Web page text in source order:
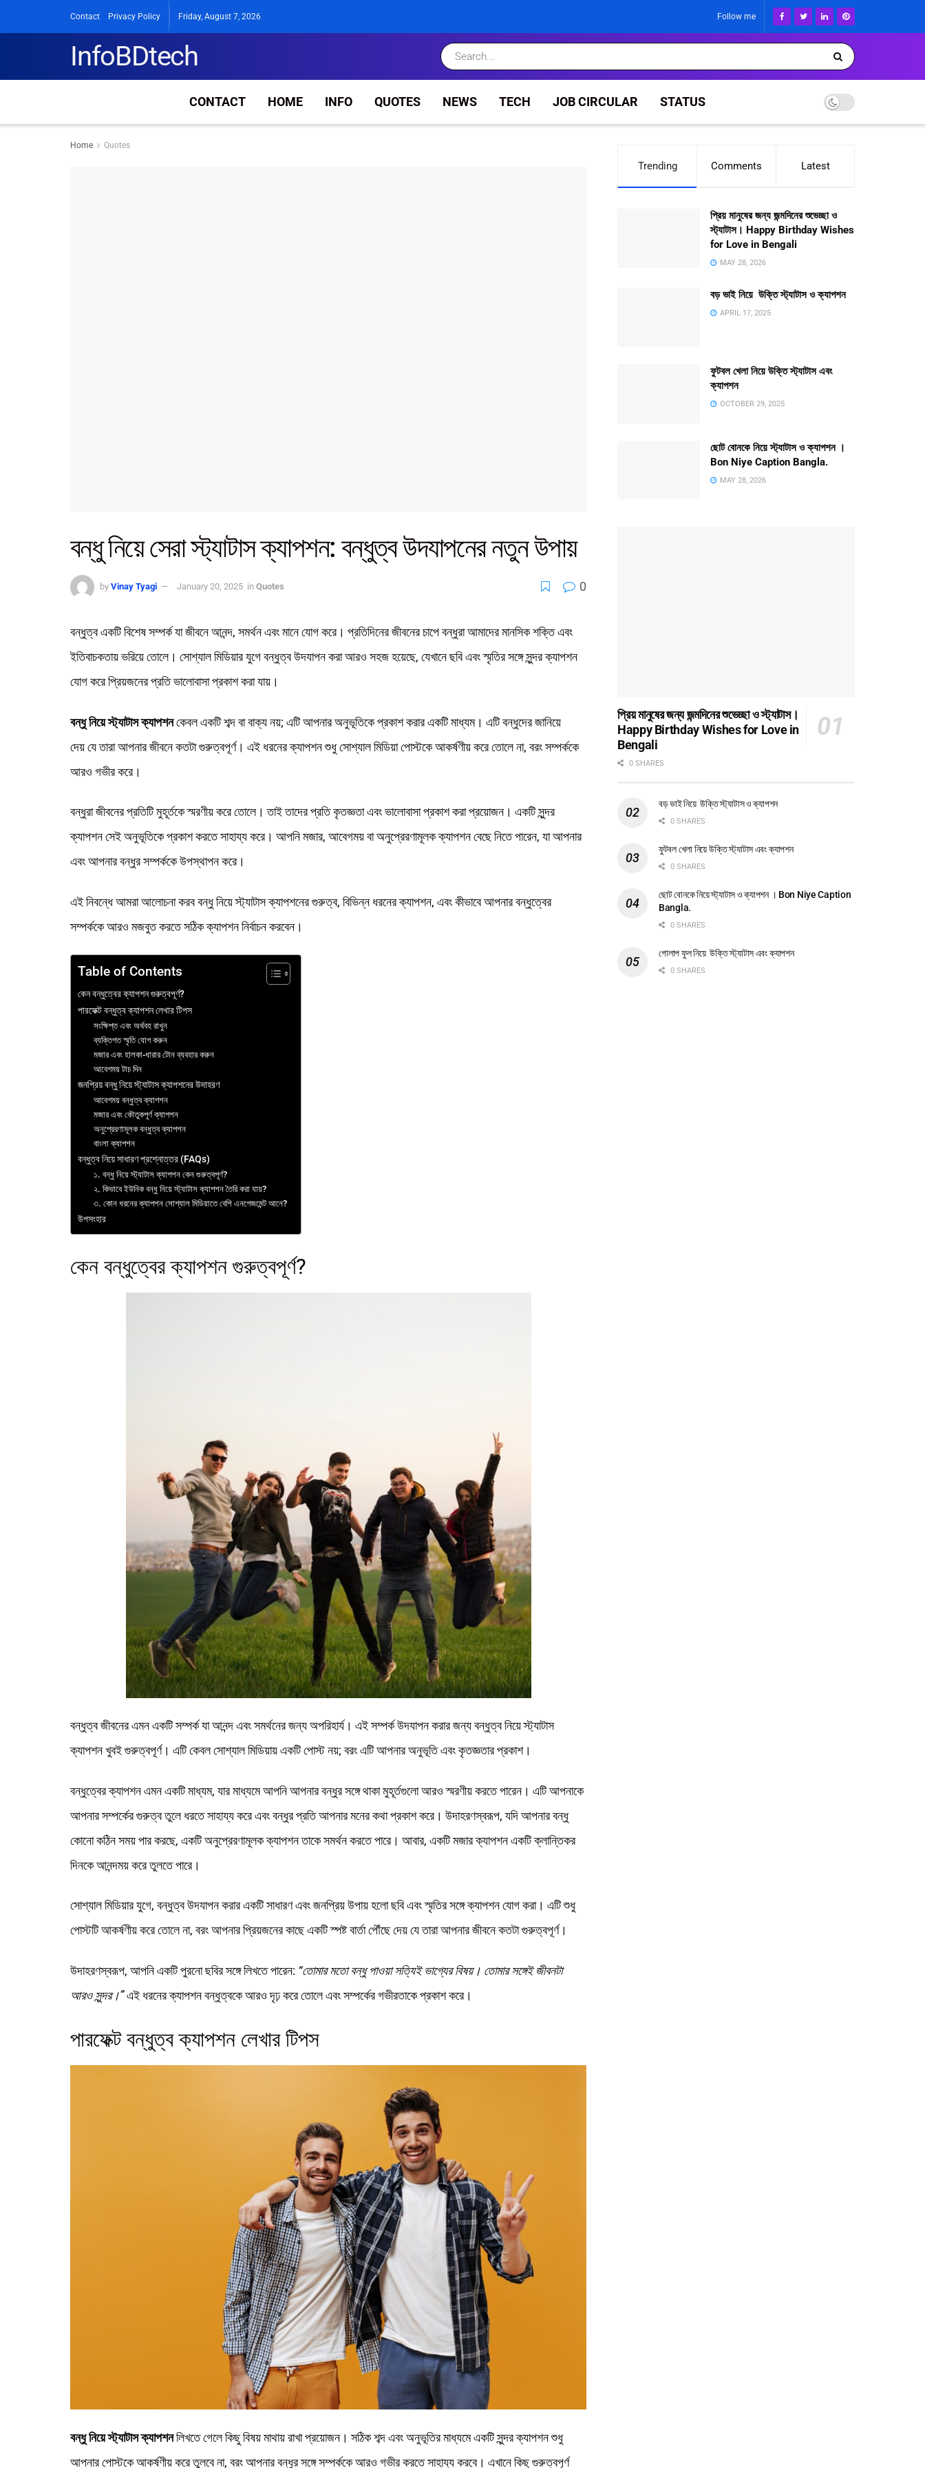
Contact Privacy Policy Friday, August 7, 2026 Follow me
InfoBDtech
CONTACT HOME INFO QUOTES NEWS TECH JOB CIRCULAR STATUS
Home Quotes
বন্ধু নিয়ে সেরা স্ট্যাটাস ক্যাপশন: বন্ধুত্ব উদযাপনের নতুন উপায়
by Vinay Tyagi January 20, 2025 in Quotes 0
বন্ধুত্ব একটি বিশেষ সম্পর্ক যা জীবনে আনন্দ, সমর্থন এবং মানে যোগ করে। প্রতিদিনের জীবনের চাপে বন্ধুরা আমাদের মানসিক শক্তি এবং
ইতিবাচকতায় ভরিয়ে তোলে। সোশ্যাল মিডিয়ার যুগে বন্ধুত্ব উদযাপন করা আরও সহজ হয়েছে, যেখানে ছবি এবং স্মৃতির সঙ্গে সুন্দর ক্যাপশন
যোগ করে প্রিয়জনের প্রতি ভালোবাসা প্রকাশ করা যায়।
বন্ধু নিয়ে স্ট্যাটাস ক্যাপশনকেবল একটি শব্দ বা বাক্য নয়; এটি আপনার অনুভূতিকে প্রকাশ করার একটি মাধ্যম। এটি বন্ধুদের জানিয়ে
দেয় যে তারা আপনার জীবনে কতটা গুরুত্বপূর্ণ। এই ধরনের ক্যাপশন শুধু সোশ্যাল মিডিয়া পোস্টকে আকর্ষণীয় করে তোলে না, বরং সম্পর্ককে
আরও গভীর করে।
বন্ধুরা জীবনের প্রতিটি মুহূর্তকে স্মরণীয় করে তোলে। তাই তাদের প্রতি কৃতজ্ঞতা এবং ভালোবাসা প্রকাশ করা প্রয়োজন। একটি সুন্দর
ক্যাপশন সেই অনুভূতিকে প্রকাশ করতে সাহায্য করে। আপনি মজার, আবেগময় বা অনুপ্রেরণামূলক ক্যাপশন বেছে নিতে পারেন, যা আপনার
এবং আপনার বন্ধুর সম্পর্ককে উপস্থাপন করে।
এই নিবন্ধে আমরা আলোচনা করব বন্ধু নিয়ে স্ট্যাটাস ক্যাপশনের গুরুত্ব, বিভিন্ন ধরনের ক্যাপশন, এবং কীভাবে আপনার বন্ধুত্বের
সম্পর্ককে আরও মজবুত করতে সঠিক ক্যাপশন নির্বাচন করবেন।
Table of Contents
কেন বন্ধুত্বের ক্যাপশন গুরুত্বপূর্ণ?
পারফেক্ট বন্ধুত্ব ক্যাপশন লেখার টিপস
সংক্ষিপ্ত এবং অর্থবহ রাখুন
ব্যক্তিগত স্মৃতি যোগ করুন
মজার এবং হালকা-ধারার টোন ব্যবহার করুন
আবেগময় টাচ দিন
জনপ্রিয় বন্ধু নিয়ে স্ট্যাটাস ক্যাপশনের উদাহরণ
আবেগময় বন্ধুত্ব ক্যাপশন
মজার এবং কৌতুকপূর্ণ ক্যাপশন
অনুপ্রেরণামূলক বন্ধুত্ব ক্যাপশন
বাংলা ক্যাপশন
বন্ধুত্ব নিয়ে সাধারণ প্রশ্নোত্তর (FAQs)
১. বন্ধু নিয়ে স্ট্যাটাস ক্যাপশন কেন গুরুত্বপূর্ণ?
২. কিভাবে ইউনিক বন্ধু নিয়ে স্ট্যাটাস ক্যাপশন তৈরি করা যায়?
৩. কোন ধরনের ক্যাপশন সোশ্যাল মিডিয়াতে বেশি এনগেজমেন্ট আনে?
উপসংহার
কেন বন্ধুত্বের ক্যাপশন গুরুত্বপূর্ণ?
বন্ধুত্ব জীবনের এমন একটি সম্পর্ক যা আনন্দ এবং সমর্থনের জন্য অপরিহার্য। এই সম্পর্ক উদযাপন করার জন্য বন্ধুত্ব নিয়ে স্ট্যাটাস
ক্যাপশন খুবই গুরুত্বপূর্ণ। এটি কেবল সোশ্যাল মিডিয়ায় একটি পোস্ট নয়; বরং এটি আপনার অনুভূতি এবং কৃতজ্ঞতার প্রকাশ।
বন্ধুত্বের ক্যাপশন এমন একটি মাধ্যম, যার মাধ্যমে আপনি আপনার বন্ধুর সঙ্গে থাকা মুহূর্তগুলো আরও স্মরণীয় করতে পারেন। এটি আপনাকে
আপনার সম্পর্কের গুরুত্ব তুলে ধরতে সাহায্য করে এবং বন্ধুর প্রতি আপনার মনের কথা প্রকাশ করে। উদাহরণস্বরূপ, যদি আপনার বন্ধু
কোনো কঠিন সময় পার করছে, একটি অনুপ্রেরণামূলক ক্যাপশন তাকে সমর্থন করতে পারে। আবার, একটি মজার ক্যাপশন একটি ক্লান্তিকর
দিনকে আনন্দময় করে তুলতে পারে।
সোশ্যাল মিডিয়ার যুগে, বন্ধুত্ব উদযাপন করার একটি সাধারণ এবং জনপ্রিয় উপায় হলো ছবি এবং স্মৃতির সঙ্গে ক্যাপশন যোগ করা। এটি শুধু
পোস্টটি আকর্ষণীয় করে তোলে না, বরং আপনার প্রিয়জনের কাছে একটি স্পষ্ট বার্তা পৌঁছে দেয় যে তারা আপনার জীবনে কতটা গুরুত্বপূর্ণ।
উদাহরণস্বরূপ, আপনি একটি পুরনো ছবির সঙ্গে লিখতে পারেন: “তোমার মতো বন্ধু পাওয়া সত্যিই ভাগ্যের বিষয়। তোমার সঙ্গেই জীবনটা
আরও সুন্দর।”এই ধরনের ক্যাপশন বন্ধুত্বকে আরও দৃঢ় করে তোলে এবং সম্পর্কের গভীরতাকে প্রকাশ করে।
পারফেক্ট বন্ধুত্ব ক্যাপশন লেখার টিপস
বন্ধু নিয়ে স্ট্যাটাস ক্যাপশনলিখতে গেলে কিছু বিষয় মাথায় রাখা প্রয়োজন। সঠিক শব্দ এবং অনুভূতির মাধ্যমে একটি সুন্দর ক্যাপশন শুধু
আপনার পোস্টকে আকর্ষণীয় করে তুলবে না, বরং আপনার বন্ধুর সঙ্গে সম্পর্ককে আরও গভীর করতে সাহায্য করবে। এখানে কিছু গুরুত্বপূর্ণ
Trending Comments Latest
প্রিয় মানুষের জন্য জন্মদিনের শুভেচ্ছা ও
স্ট্যাটাস। Happy Birthday Wishes
for Love in Bengali
MAY 28, 2026
বড় ভাই নিয়ে উক্তি স্ট্যাটাস ও ক্যাপশন
APRIL 17, 2025
ফুটবল খেলা নিয়ে উক্তি স্ট্যাটাস এবং
ক্যাপশন
OCTOBER 29, 2025
ছোট বোনকে নিয়ে স্ট্যাটাস ও ক্যাপশন ।
Bon Niye Caption Bangla.
MAY 28, 2026
প্রিয় মানুষের জন্য জন্মদিনের শুভেচ্ছা ও স্ট্যাটাস।
Happy Birthday Wishes for Love in
Bengali
0 SHARES
বড় ভাই নিয়ে উক্তি স্ট্যাটাস ও ক্যাপশন
0 SHARES
ফুটবল খেলা নিয়ে উক্তি স্ট্যাটাস এবং ক্যাপশন
0 SHARES
ছোট বোনকে নিয়ে স্ট্যাটাস ও ক্যাপশন । Bon Niye Caption
Bangla.
0 SHARES
গোলাপ ফুল নিয়ে উক্তি স্ট্যাটাস এবং ক্যাপশন
0 SHARES